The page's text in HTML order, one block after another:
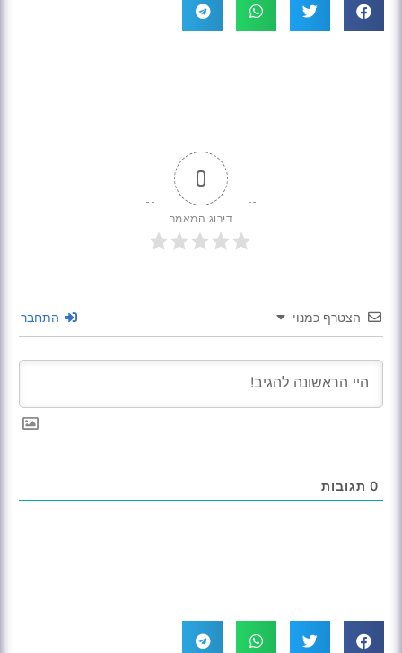
0
דירוג המאמר
הצטרף כמנוי התחבר
0 תגובות